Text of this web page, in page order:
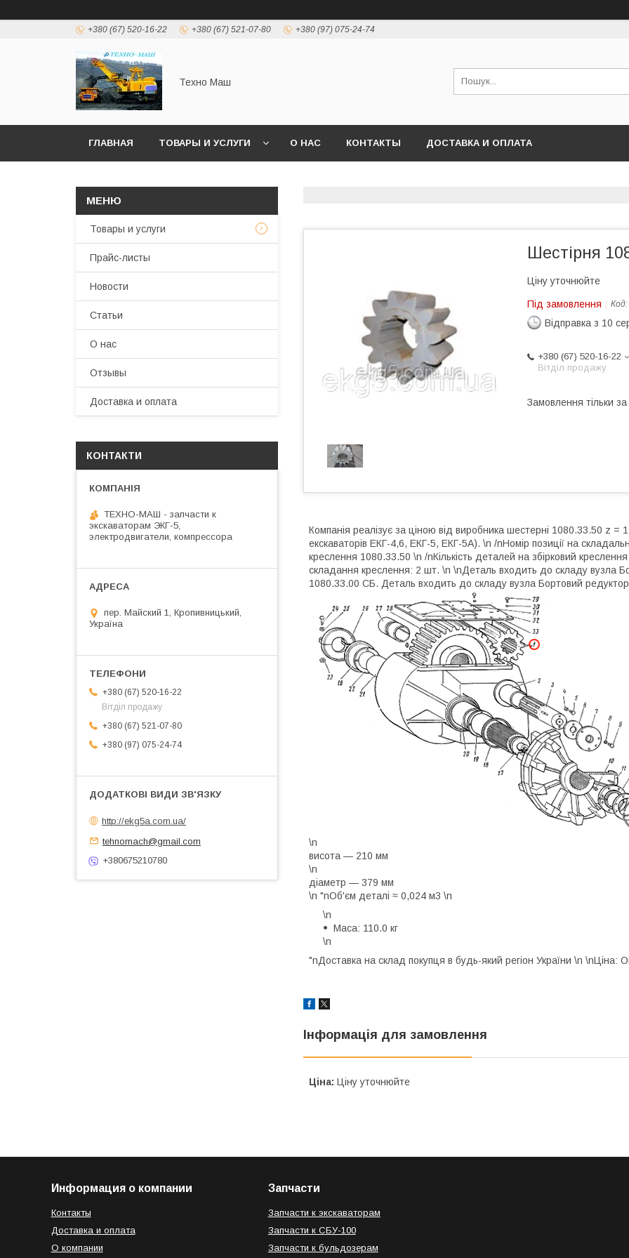
+380 (67) 520-16-22 +380 (67) 521-07-80 +380 (97) 075-24-74
Техно Маш
ГЛАВНАЯ ТОВАРЫ И УСЛУГИ О НАС КОНТАКТЫ ДОСТАВКА И ОПЛАТА
Шестірня
Ціну уточнюйте
Під замовлення Код:
Відправка з 10
+380 (67) 520-16-22
Вітділ продажу
Замовлення тільки
Компанія реалізує за ціною від виробника шестерні 1080.33.50 z
екскаваторів ЕКГ-4,6, ЕКГ-5, ЕКГ-5А). \n /nНомір позиції на
креслення 1080.33.50 \n /nКількість деталей на збірковий
складання креслення: 2 шт. \n \nДеталь входить до складу вузла
1080.33.00 СБ. Деталь входить до складу вузла Бортовий
\n
висота — 210 мм
\n
діаметр — 379 мм
\n "nОб'єм деталі ≈ 0,024 м3 \n
\n
Маса: 110.0 кг
\n
"nДоставка на склад покупця в будь-який регіон України \n \nЦіна:
Інформація для замовлення
Ціна: Ціну уточнюйте
Товары и услуги
Прайс-листы
Новости
Статьи
О нас
Отзывы
Доставка и оплата
КОНТАКТИ
ТЕХНО-МАШ - запчасти к
экскаваторам ЭКГ-5,
электродвигатели, компрессора
пер. Майский 1, Кропивницький,
Україна
+380 (67) 520-16-22
Вітділ продажу
+380 (67) 521-07-80
+380 (97) 075-24-74
http://ekg5a.com.ua/
tehnomach@gmail.com
+380675210780
Информация о компании
Контакты
Доставка и оплата
О компании
Запчасти
Запчасти к экскаваторам
Запчасти к СБУ-100
Запчасти к бульдозерам